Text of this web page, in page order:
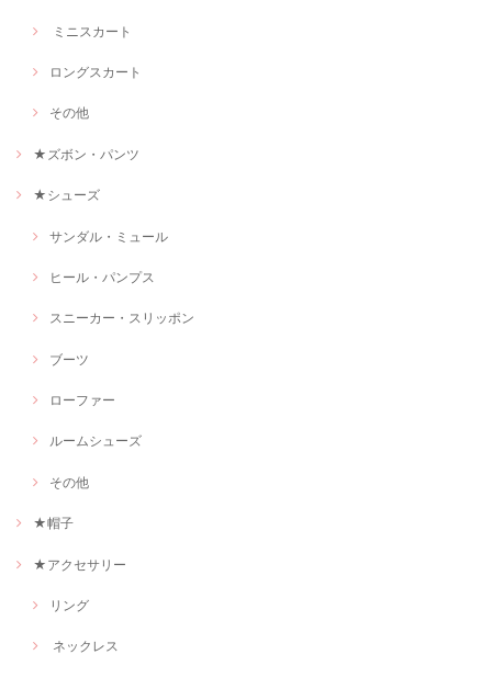
ミニスカート
ロングスカート
その他
★ズボン・パンツ
★シューズ
サンダル・ミュール
ヒール・パンプス
スニーカー・スリッポン
ブーツ
ローファー
ルームシューズ
その他
★帽子
★アクセサリー
リング
ネックレス